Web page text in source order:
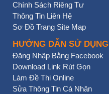
Chính Sách Riêng Tư
Thông Tin Liên Hệ
Sơ Đồ Trang Site Map
HƯỚNG DẪN SỬ DỤNG
Đăng Nhập Bằng Facebook
Download Link Rút Gọn
Làm Đề Thi Online
Sửa Thông Tin Cá Nhân